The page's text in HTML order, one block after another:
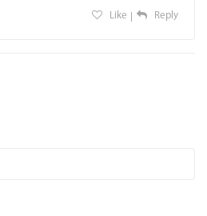
Like Reply